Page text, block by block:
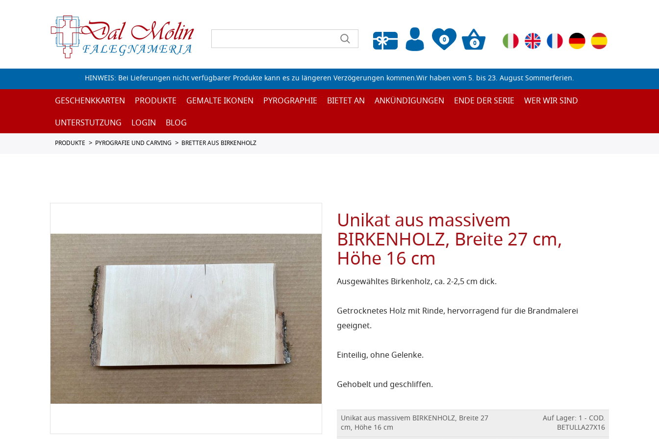
0
Wunschliste leeren
0
HINWEIS: Bei Lieferungen nicht verfügbarer Produkte kann es zu längeren Verzögerungen kommen.Wir haben vom 5. bis 23. August Sommerferien.
GESCHENKKARTEN PRODUKTE GEMALTE IKONEN PYROGRAPHIE BIETET AN ANKÜNDIGUNGEN ENDE DER SERIE
WER WIR SIND
UNTERSTUTZUNG
LOGIN BLOG
PRODUKTE PYROGRAFIE UND CARVING BRETTER AUS BIRKENHOLZ
Unikat aus massivem
BIRKENHOLZ, Breite 27 cm,
Höhe 16 cm
Ausgewähltes Birkenholz, ca. 2-2,5 cm dick.
Getrocknetes Holz mit Rinde, hervorragend für die Brandmalerei
geeignet.
Einteilig, ohne Gelenke.
Gehobelt und geschliffen.
Unikat aus massivem BIRKENHOLZ, Breite 27
cm, Höhe 16 cm
Auf Lager: 1 - COD.
BETULLA27X16